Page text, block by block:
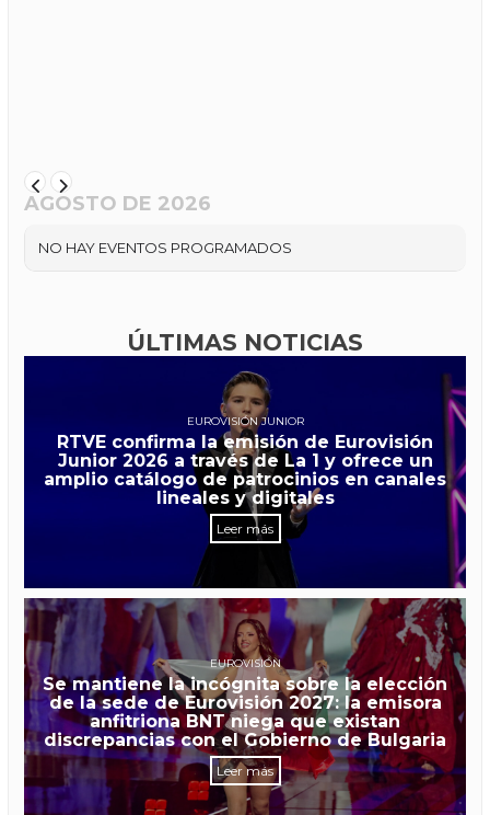
AGOSTO DE 2026
NO HAY EVENTOS PROGRAMADOS
ÚLTIMAS NOTICIAS
EUROVISIÓN JUNIOR
RTVE confirma la emisión de Eurovisión
Junior 2026 a través de La 1 y ofrece un
amplio catálogo de patrocinios en canales
lineales y digitales
Leer más
EUROVISIÓN
Se mantiene la incógnita sobre la elección
de la sede de Eurovisión 2027: la emisora
anfitriona BNT niega que existan
discrepancias con el Gobierno de Bulgaria
Leer más